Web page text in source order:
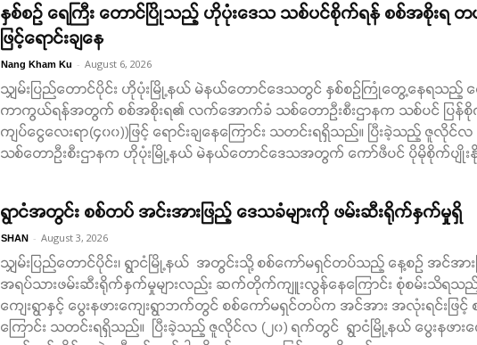
နှစ်စဉ် ရေကြီး တောင်ပြိုသည့် ဟိုပုံးဒေသ သစ်ပင်စိုက်ရန် စစ်အစိုးရ တ
ဖြင့်ရောင်းချနေ
Nang Kham Ku - August 6, 2026
သျှမ်းပြည်တောင်ပိုင်း ဟိုပုံးမြို့နယ် မဲနယ်တောင်ဒေသတွင် နှစ်စဉ်ကြုံတွေ့နေရသည့် ရေ
ကာကွယ်ရန်အတွက် စစ်အစိုးရ၏ လက်အောက်ခံ သစ်တောဉီးစီးဌာနက သစ်ပင် ပြန်စို
ကျပ်ငွေလေးရာ(၄၀၀))ဖြင့် ရောင်းချနေကြောင်း သတင်းရရှိသည်။ ပြီးခဲ့သည့် ဇူလို
သစ်တောဦးစီးဌာနက ဟိုပုံးမြို့နယ် မဲနယ်တောင်ဒေသအတွက် ကော်ဖီပင် ပိုမိုစိုက်ပျိုးနို
ရွာငံအတွင်း စစ်တပ် အင်းအားဖြည့် ဒေသခံများကို ဖမ်းဆီးရိုက်နှက်မှုရှိ
SHAN - August 3, 2026
သျှမ်းပြည်တောင်ပိုင်း၊ ရွာငံမြို့နယ် အတွင်းသို့ စစ်ကော်မရှင်တပ်သည့် နေ့စဉ် အင်အားဖ
အရပ်သားဖမ်းဆီးရိုက်နှက်မှုများလည်း ဆက်တိုက်ကျူးလွန်နေကြောင်း စုံစမ်းသိရသည်။
ကျေးရွာနှင့် ပွေးနဖားကျေးရွာဘက်တွင် စစ်ကော်မရှင်တပ်က အင်အား အလုံးရင်းဖြင့်
ကြောင်း သတင်းရရှိသည်။ ပြီးခဲ့သည့် ဇူလိုင်လ (၂၀) ရက်တွင် ရွာငံမြို့နယ် ပွေးနဖာ